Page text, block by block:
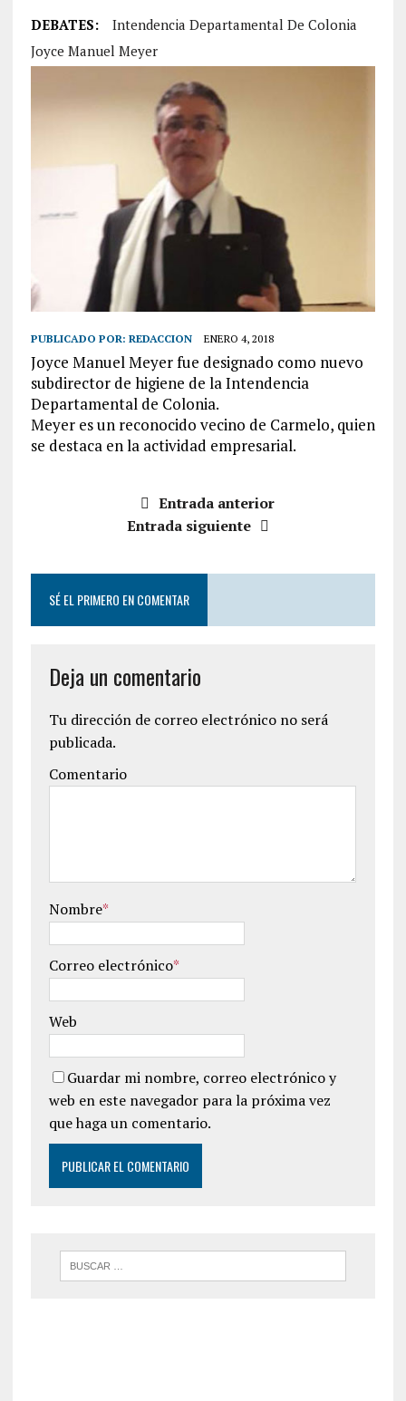
DEBATES:
Intendencia Departamental De Colonia
Joyce Manuel Meyer
PUBLICADO POR: REDACCION ENERO 4, 2018
Joyce Manuel Meyer fue designado como nuevo
subdirector de higiene de la Intendencia
Departamental de Colonia.
Meyer es un reconocido vecino de Carmelo, quien
se destaca en la actividad empresarial.
Entrada anterior
Entrada siguiente
SÉ EL PRIMERO EN COMENTAR
Deja un comentario
Tu dirección de correo electrónico no será
publicada.
Comentario
Nombre*
Correo electrónico*
Web
Guardar mi nombre, correo electrónico y
web en este navegador para la próxima vez
que haga un comentario.